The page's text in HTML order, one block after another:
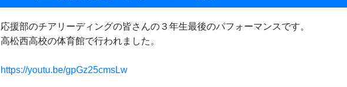
応援部のチアリーディングの皆さんの３年生最後のパフォーマンスです。
高松西高校の体育館で行われました。
https://youtu.be/gpGz25cmsLw